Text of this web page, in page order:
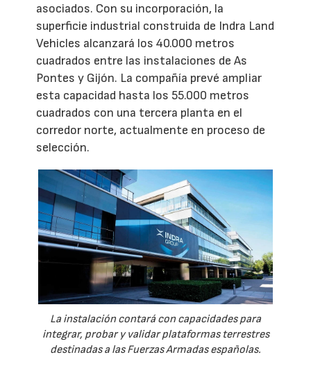
asociados. Con su incorporación, la
superficie industrial construida de Indra Land
Vehicles alcanzará los 40.000 metros
cuadrados entre las instalaciones de As
Pontes y Gijón. La compañía prevé ampliar
esta capacidad hasta los 55.000 metros
cuadrados con una tercera planta en el
corredor norte, actualmente en proceso de
selección.
La instalación contará con capacidades para
integrar, probar y validar plataformas terrestres
destinadas a las Fuerzas Armadas españolas.